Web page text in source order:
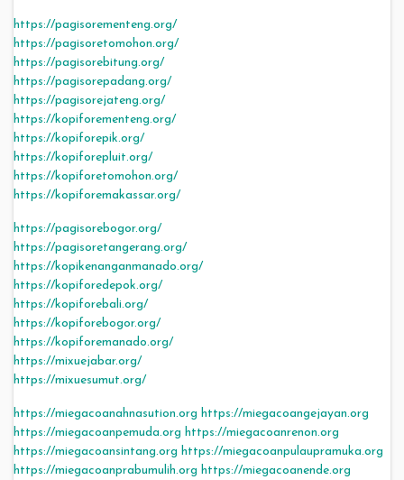
https://pagisorementeng.org/
https://pagisoretomohon.org/
https://pagisorebitung.org/
https://pagisorepadang.org/
https://pagisorejateng.org/
https://kopiforementeng.org/
https://kopiforepik.org/
https://kopiforepluit.org/
https://kopiforetomohon.org/
https://kopiforemakassar.org/
https://pagisorebogor.org/
https://pagisoretangerang.org/
https://kopikenanganmanado.org/
https://kopiforedepok.org/
https://kopiforebali.org/
https://kopiforebogor.org/
https://kopiforemanado.org/
https://mixuejabar.org/
https://mixuesumut.org/
https://miegacoanahnasution.org https://miegacoangejayan.org
https://miegacoanpemuda.org https://miegacoanrenon.org
https://miegacoansintang.org https://miegacoanpulaupramuka.org
https://miegacoanprabumulih.org https://miegacoanende.org